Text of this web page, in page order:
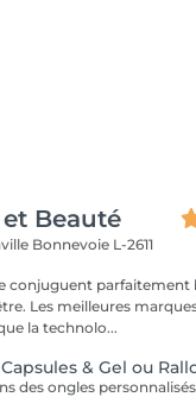
Beauté
Bonnevoie L-2611
conjuguent parfaitement
et
la technolo...
& Gel ou